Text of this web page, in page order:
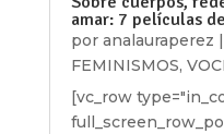
amar: 7 películas
por analauraperez |
FEMINISMOS,
[vc_row